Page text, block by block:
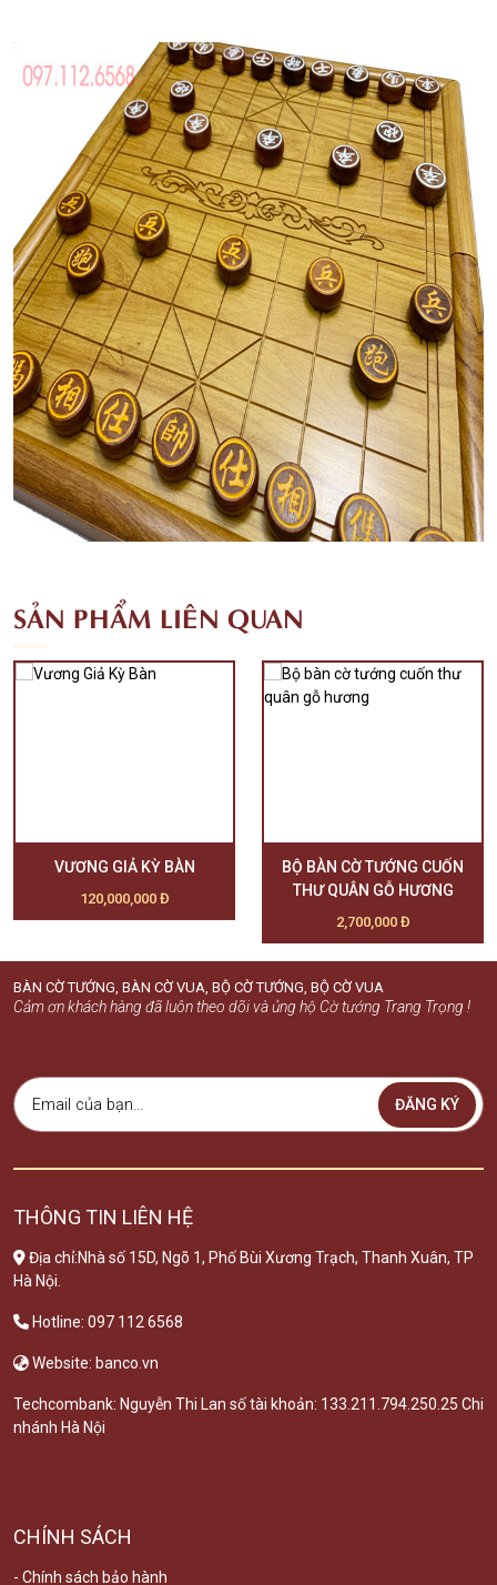
SẢN PHẨM LIÊN QUAN
VƯƠNG GIẢ KỲ BÀN
120,000,000 Đ
BỘ BÀN CỜ TƯỚNG CUỐN
THƯ QUÂN GỖ HƯƠNG
2,700,000 Đ
BÀN CỜ TƯỚNG, BÀN CỜ VUA, BỘ CỜ TƯỚNG, BỘ CỜ VUA
Cảm ơn khách hàng đã luôn theo dõi và ủng hộ Cờ tướng Trang Trọng !
ĐĂNG KÝ
THÔNG TIN LIÊN HỆ
Địa chỉ:Nhà số 15D, Ngõ 1, Phố Bùi Xương Trạch, Thanh Xuân, TP
Hà Nội.
Hotline: 097 112 6568
Website: banco.vn
Techcombank: Nguyễn Thi Lan số tài khoản: 133.211.794.250.25 Chi
nhánh Hà Nội
CHÍNH SÁCH
- Chính sách bảo hành